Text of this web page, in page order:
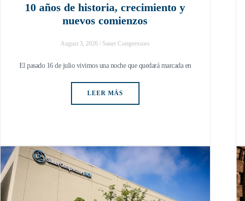
10 años de historia, crecimiento y
nuevos comienzos
August 3, 2026 / Sauer Compressors
El pasado 16 de julio vivimos una noche que quedará marcada en
LEER MÁS